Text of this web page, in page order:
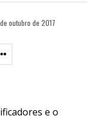
outubro de 2017
e o